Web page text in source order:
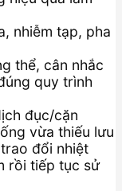
nhiễm tạp, pha
thể, cân nhắc
quy trình
đục/cặn
vừa thiếu lưu
đổi nhiệt
rồi tiếp tục sử